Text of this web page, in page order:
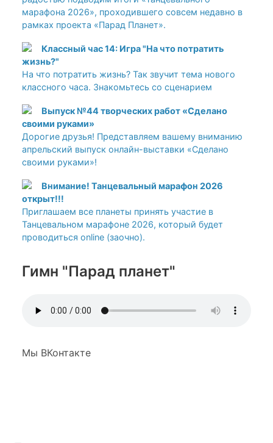
марафона 2026», проходившего совсем недавно в
рамках проекта «Парад Планет».
Классный час 14: Игра "На что потратить
жизнь?"
На что потратить жизнь? Так звучит тема нового
классного часа. Знакомьтесь со сценарием
Выпуск №44 творческих работ «Сделано
своими руками»
Дорогие друзья! Представляем вашему вниманию
апрельский выпуск онлайн-выставки «Сделано
своими руками»!
Внимание! Танцевальный марафон 2026
открыт!!!
Приглашаем все планеты принять участие в
Танцевальном марафоне 2026, который будет
проводиться online (заочно).
Гимн "Парад планет"
Мы ВКонтакте